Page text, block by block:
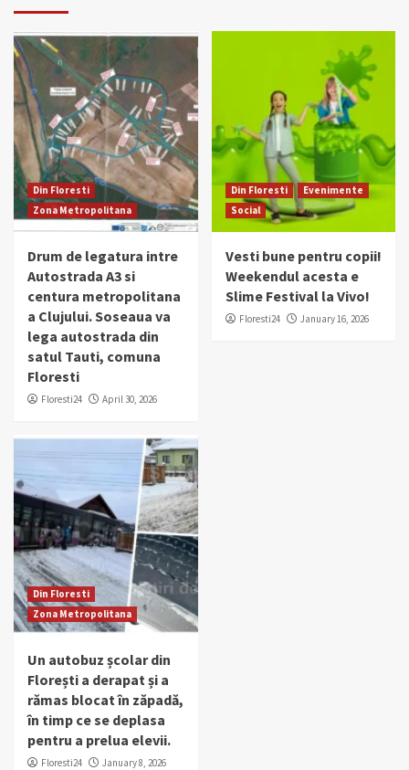
Din Floresti
Zona Metropolitana
Drum de legatura intre
Autostrada A3 si
centura metropolitana
a Clujului. Soseaua va
lega autostrada din
satul Tauti, comuna
Floresti
Floresti24 April 30, 2026
Din Floresti
Evenimente
Social
Vesti bune pentru copii!
Weekendul acesta e
Slime Festival la Vivo!
Floresti24 January 16, 2026
Din Floresti
Zona Metropolitana
Un autobuz școlar din
Florești a derapat și a
rămas blocat în zăpadă,
în timp ce se deplasa
pentru a prelua elevii.
Floresti24 January 8, 2026